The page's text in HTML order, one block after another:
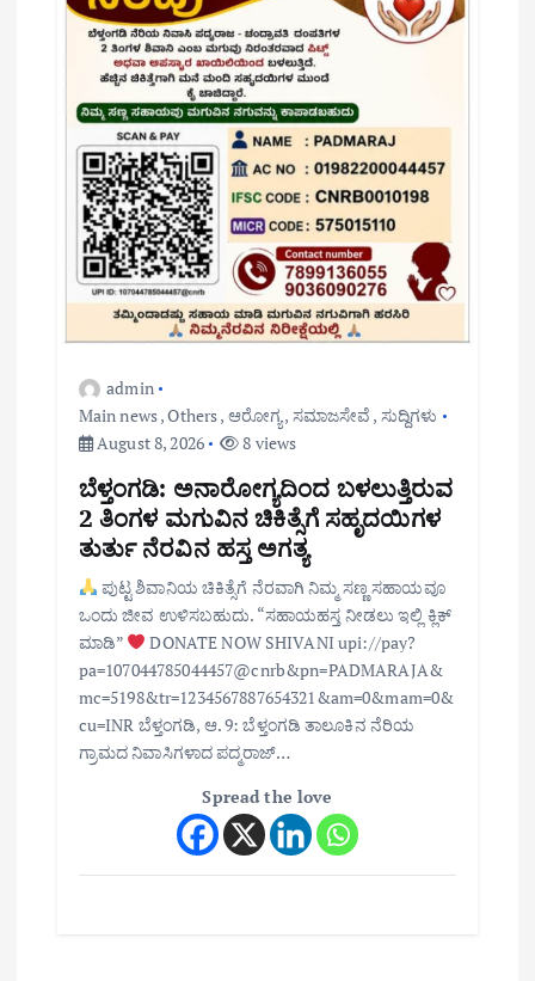
admin
Main news,Others, ಆರೋಗ್ಯ , ಸಮಾಜಸೇವೆ , ಸುದ್ದಿಗಳು
August 8, 2026
8 views
ಬೆಳ್ತಂಗಡಿ: ಅನಾರೋಗ್ಯದಿಂದ ಬಳಲುತ್ತಿರುವ
2 ತಿಂಗಳ ಮಗುವಿನ ಚಿಕಿತ್ಸೆಗೆ ಸಹೃದಯಿಗಳ
ತುರ್ತು ನೆರವಿನ ಹಸ್ತ ಅಗತ್ಯ
ಪುಟ್ಟ ಶಿವಾನಿಯ ಚಿಕಿತ್ಸೆಗೆ ನೆರವಾಗಿ ನಿಮ್ಮ ಸಣ್ಣ ಸಹಾಯವೂ
ಒಂದು ಜೀವ ಉಳಿಸಬಹುದು. “ಸಹಾಯಹಸ್ತ ನೀಡಲು ಇಲ್ಲಿ ಕ್ಲಿಕ್
ಮಾಡಿ”
DONATE NOW SHIVANI upi://pay?
pa=107044785044457@cnrb&pn=PADMARAJA&
mc=5198&tr=1234567887654321&am=0&mam=0&
cu=INR ಬೆಳ್ತಂಗಡಿ, ಆ. 9: ಬೆಳ್ತಂಗಡಿ ತಾಲೂಕಿನ ನೆರಿಯ
ಗ್ರಾಮದ ನಿವಾಸಿಗಳಾದ ಪದ್ಮರಾಜ್…
Spread the love